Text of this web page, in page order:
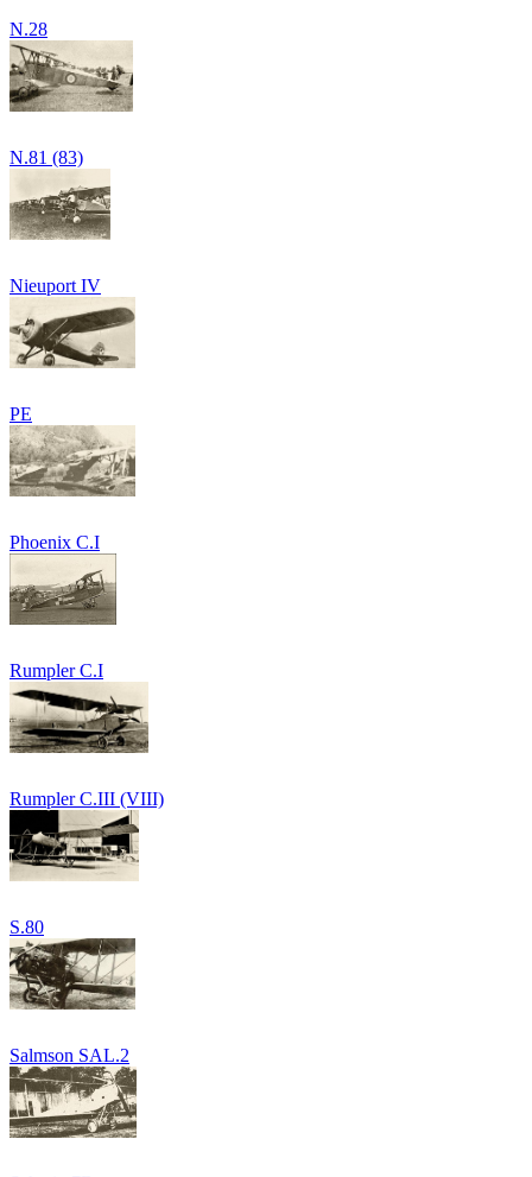
N.28
N.81 (83)
Nieuport IV
PE
Phoenix C.I
Rumpler C.I
Rumpler C.III (VIII)
S.80
Salmson SAL.2